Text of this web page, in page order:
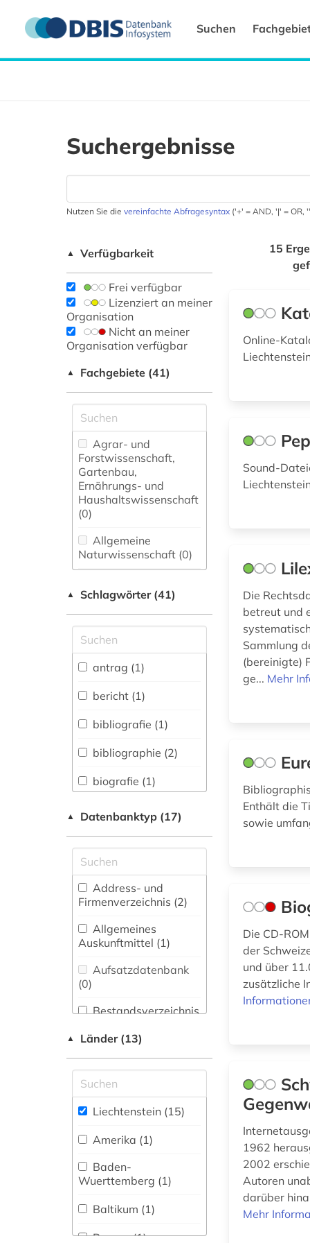
Suchen
Suchergebnisse
Nutzen Sie die vereinfachte Abfragesyntax ('+' = AND, '|' = OR,
▲ Verfügbarkeit
Frei verfügbar
Lizenziert an meiner
Organisation
Nicht an meiner
Organisation verfügbar
▲ Fachgebiete (41)
Agrar- und
Forstwissenschaft,
Gartenbau,
Ernährungs- und
Haushaltswissenschaft
(0)
Allgemeine
Naturwissenschaft (0)
fachübergreifende
Allgemeine und
vergleichende Sprach-
und
Literaturwissenschaft.
Indogermanistik.
Außereuropäische
Sprachen und
Literaturen (0)
Anglistik.
Amerikanistik (0)
Vermessungswesen (0)
Biologie,
Biotechnologie (0)
Buch- und
Bibliothekswesen,
Informationswissenschaft
(0)
Pharmazie (0)
Elektrotechnik,
Elektronik,
Nachrichtentechnik (0)
Energietechnik (1)
Ethnologie (0)
Geographie (0)
Geowissenschaften
(0)
Germanistik.
Niederlandistik.
▲ Schlagwörter (41)
antrag (1)
bericht (1)
bibliografie (1)
bibliographie (2)
biografie (1)
biographie (2)
bodensee-gebiet (1)
deutschland (1)
entscheidung (1)
europa (1)
firmeninformation (1)
galloromanistik (1)
genealogie (1)
geschichte (4)
künstler (2)
landtag (1)
lexikon (1)
▲ Datenbanktyp (17)
Address- und
Firmenverzeichnis (2)
Allgemeines
Auskunftmittel (1)
Aufsatzdatenbank
(0)
Bestandsverzeichnis
Buchhandelsverzeichnis
Disziplinäre
Forschungsdatenrepositorien
(0)
Disziplinäre
Repositorien (0
▲ Länder (13)
Liechtenstein (15)
Amerika (1)
Baden-
Wuerttemberg (1)
Baltikum (1)
Bayern (1)
15
Online-
Sound-
Die
betreut und
Sammlung
(bereinigte)
ge... Mehr
Enthält die
sowie
Die CD-
der
und über
zusätzliche
1962
2002
Autoren
darüber
Mehr